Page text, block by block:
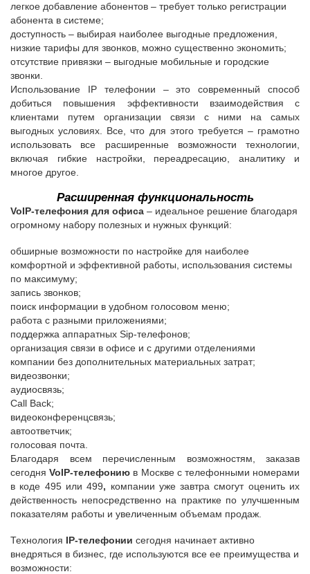
легкое добавление абонентов – требует только регистрации
абонента в системе;
доступность – выбирая наиболее выгодные предложения,
низкие тарифы для звонков, можно существенно экономить;
отсутствие привязки – выгодные мобильные и городские
звонки.
Использование IP телефонии – это современный способ
добиться повышения эффективности взаимодействия с
клиентами путем организации связи с ними на самых
выгодных условиях. Все, что для этого требуется – грамотно
использовать все расширенные возможности технологии,
включая гибкие настройки, переадресацию, аналитику и
многое другое.
Расширенная функциональность
VoIP-телефония для офиса – идеальное решение благодаря
огромному набору полезных и нужных функций:
обширные возможности по настройке для наиболее
комфортной и эффективной работы, использования системы
по максимуму;
запись звонков;
поиск информации в удобном голосовом меню;
работа с разными приложениями;
поддержка аппаратных Sip-телефонов;
организация связи в офисе и с другими отделениями
компании без дополнительных материальных затрат;
видеозвонки;
аудиосвязь;
Call Back;
видеоконференцсвязь;
автоответчик;
голосовая почта.
Благодаря всем перечисленным возможностям, заказав
сегодняVoIP-телефонию в Москве с телефонными номерами
в коде 495 или 499, компании уже завтра смогут оценить их
действенность непосредственно на практике по улучшенным
показателям работы и увеличенным объемам продаж.
Технология IP-телефонии сегодня начинает активно
внедряться в бизнес, где используются все ее преимущества и
возможности: